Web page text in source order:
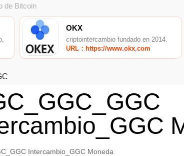
de Bitcoin
OKX
criptointercambio fundado en 2014.
URL：https://www.okx.com
Intercambio_GGC Moneda